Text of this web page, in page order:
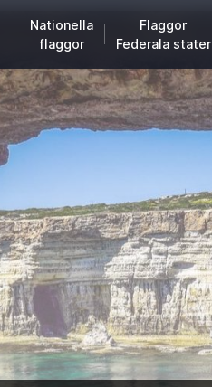
Nationella
flaggor
Flaggor
Federala stater